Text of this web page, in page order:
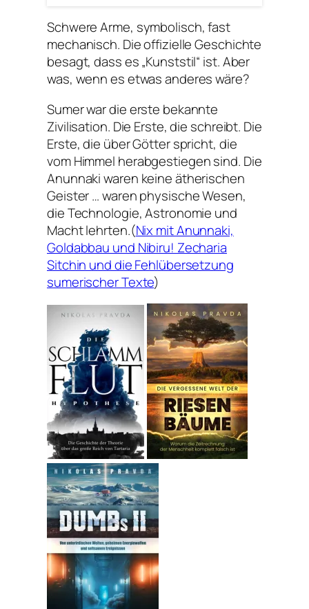
Schwere Arme, symbolisch, fast
mechanisch. Die offizielle Geschichte
besagt, dass es „Kunststil“ ist. Aber
was, wenn es etwas anderes wäre?
Sumer war die erste bekannte
Zivilisation. Die Erste, die schreibt. Die
Erste, die über Götter spricht, die
vom Himmel herabgestiegen sind. Die
Anunnaki waren keine ätherischen
Geister … waren physische Wesen,
die Technologie, Astronomie und
Macht lehrten.(Nix mit Anunnaki,
Goldabbau und Nibiru! Zecharia
Sitchin und die Fehlübersetzung
sumerischer Texte)